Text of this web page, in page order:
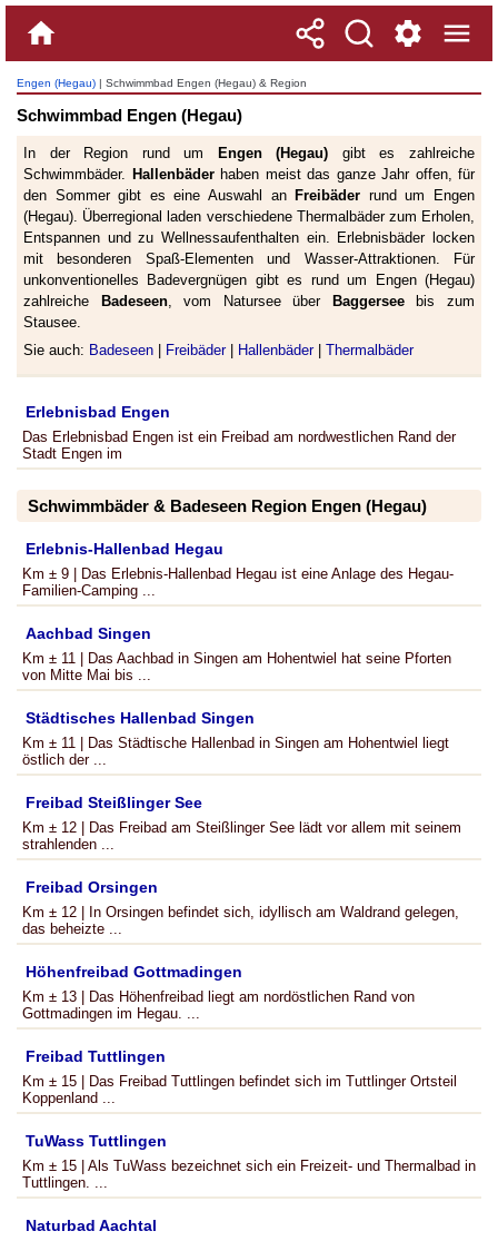
Engen (Hegau) | Schwimmbad Engen (Hegau) & Region
Schwimmbad Engen (Hegau)
In der Region rund um Engen (Hegau) gibt es zahlreiche
Schwimmbäder. Hallenbäderhaben meist das ganze Jahr offen, für
den Sommer gibt es eine Auswahl an Freibäder rund um Engen
(Hegau). Überregional laden verschiedene Thermalbäder zum Erholen,
Entspannen und zu Wellnessaufenthalten ein. Erlebnisbäder locken
mit besonderen Spaß-Elementen und Wasser-Attraktionen. Für
unkonventionelles Badevergnügen gibt es rund um Engen (Hegau)
zahlreiche
Badeseen, vom Natursee über Baggerseebis zum
Stausee.
Sie auch: Badeseen Freibäder| Hallenbäder| Thermalbäder
Erlebnisbad Engen
Das Erlebnisbad Engen ist ein Freibad am nordwestlichen Rand der
Stadt Engen im
Schwimmbäder & Badeseen Region Engen (Hegau)
Erlebnis-Hallenbad Hegau
Km ± 9 | Das Erlebnis-Hallenbad Hegau ist eine Anlage des Hegau-
Familien-Camping ...
Aachbad Singen
Km ± 11 | Das Aachbad in Singen am Hohentwiel hat seine Pforten
von Mitte Mai bis ...
Städtisches Hallenbad Singen
Km ± 11 | Das Städtische Hallenbad in Singen am Hohentwiel liegt
östlich der ...
Freibad Steißlinger See
Km ± 12 | Das Freibad am Steißlinger See lädt vor allem mit seinem
strahlenden ...
Freibad Orsingen
Km ± 12 | In Orsingen befindet sich, idyllisch am Waldrand gelegen,
das beheizte ...
Höhenfreibad Gottmadingen
Km ± 13 | Das Höhenfreibad liegt am nordöstlichen Rand von
Gottmadingen im Hegau. ...
Freibad Tuttlingen
Km ± 15 | Das Freibad Tuttlingen befindet sich im Tuttlinger Ortsteil
Koppenland ...
TuWass Tuttlingen
Km ± 15 | Als TuWass bezeichnet sich ein Freizeit- und Thermalbad in
Tuttlingen. ...
Naturbad Aachtal